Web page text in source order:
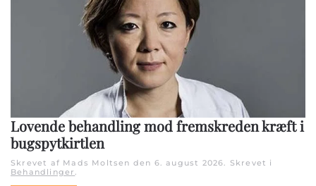
Lovende behandling mod fremskreden kræft i
bugspytkirtlen
Skrevet af Mads Moltsen den 6. august 2026. Skrevet i
Behandlinger.